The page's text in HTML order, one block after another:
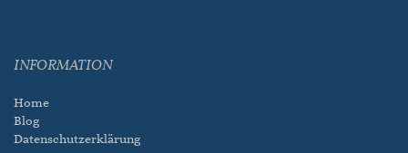
INFORMATION
Home
Blog
Datenschutzerklärung